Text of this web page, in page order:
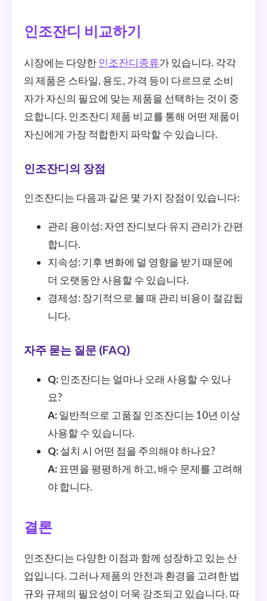
인조잔디 비교하기
시장에는 다양한 인조잔디종류가 있습니다. 각각
의 제품은 스타일, 용도, 가격 등이 다르므로 소비
자가 자신의 필요에 맞는 제품을 선택하는 것이 중
요합니다. 인조잔디 제품 비교를 통해 어떤 제품이
자신에게 가장 적합한지 파악할 수 있습니다.
인조잔디의 장점
인조잔디는 다음과 같은 몇 가지 장점이 있습니다:
관리 용이성: 자연 잔디보다 유지 관리가 간편
합니다.
지속성: 기후 변화에 덜 영향을 받기 때문에
더 오랫동안 사용할 수 있습니다.
경제성: 장기적으로 볼 때 관리 비용이 절감됩
니다.
자주 묻는 질문 (FAQ)
Q: 인조잔디는 얼마나 오래 사용할 수 있나
요?
A: 일반적으로 고품질 인조잔디는 10년 이상
사용할 수 있습니다.
Q: 설치 시 어떤 점을 주의해야 하나요?
A: 표면을 평평하게 하고, 배수 문제를 고려해
야 합니다.
결론
인조잔디는 다양한 이점과 함께 성장하고 있는 산
업입니다. 그러나 제품의 안전과 환경을 고려한 법
규와 규제의 필요성이 더욱 강조되고 있습니다. 따